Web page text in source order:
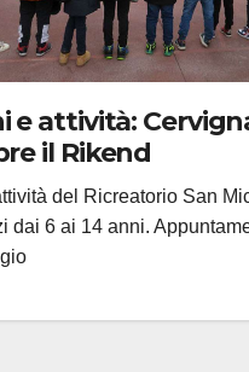
e attività:
il Rikend
del Ricreatorio San
dai 6 ai 14 anni.